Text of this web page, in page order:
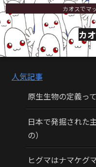
カオスでマ
カ
人気記事
原生生物の定義っ
日本で発掘された
の）
ヒグマはナマケグ